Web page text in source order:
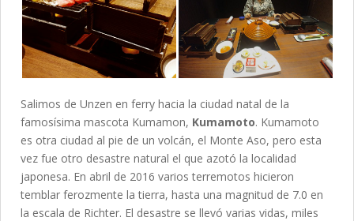
Salimos de Unzen en ferry hacia la ciudad natal de la
famosísima mascota Kumamon, Kumamoto. Kumamoto
es otra ciudad al pie de un volcán, el Monte Aso, pero esta
vez fue otro desastre natural el que azotó la localidad
japonesa. En abril de 2016 varios terremotos hicieron
temblar ferozmente la tierra, hasta una magnitud de 7.0 en
la escala de Richter. El desastre se llevó varias vidas, miles